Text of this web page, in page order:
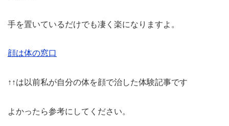
手を置いているだけでも凄く楽になりますよ。
顔は体の窓口
↑↑は以前私が自分の体を顔で治した体験記事です
よかったら参考にしてください。